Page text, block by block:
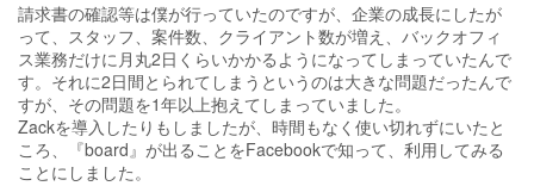
請求書の確認等は僕が行っていたのですが、企業の成長にしたが
って、スタッフ、案件数、クライアント数が増え、バックオフィ
ス業務だけに月丸2日くらいかかるようになってしまっていたんで
す。それに2日間とられてしまうというのは大きな問題だったんで
すが、その問題を1年以上抱えてしまっていました。
Zackを導入したりもしましたが、時間もなく使い切れずにいたと
ころ、『board』が出ることをFacebookで知って、利用してみる
ことにしました。